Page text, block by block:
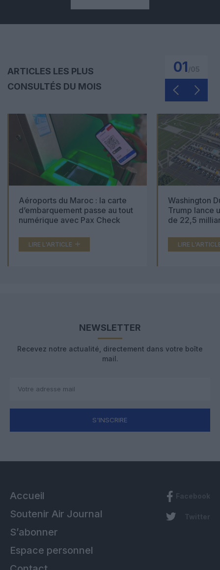
ARTICLES LES PLUS
CONSULTÉS DU MOIS
01
Aéroports du Maroc : la carte
d’embarquement passe au tout
numérique avec Pax Check
LIRE L'ARTICLE
Washington
Trump lance
de 22,5
LIRE
NEWSLETTER
Recevez notre actualité, directement dans votre boîte
mail.
S'INSCRIRE
Accueil
Soutenir Air Journal
S’abonner
Espace personnel